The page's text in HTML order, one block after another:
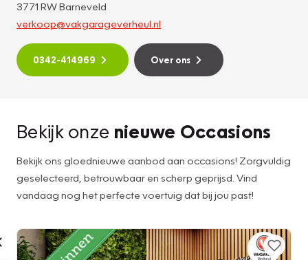
3771 RW Barneveld
verkoop@vakgarageverheul.nl
0342-414969 Over ons
Bekijk onze nieuwe Occasions
Bekijk ons gloednieuwe aanbod aan occasions! Zorgvuldig
geselecteerd, betrouwbaar en scherp geprijsd. Vind
vandaag nog het perfecte voertuig dat bij jou past!